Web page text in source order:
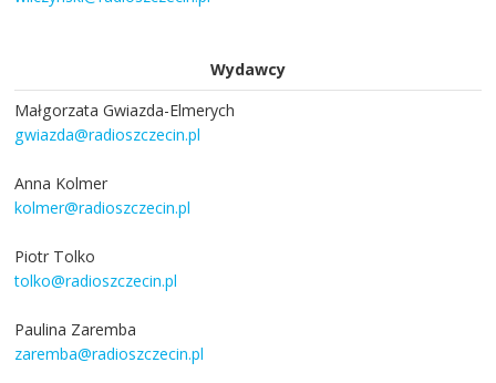
Wydawcy
Małgorzata Gwiazda-Elmerych
gwiazda@radioszczecin.pl
Anna Kolmer
kolmer@radioszczecin.pl
Piotr Tolko
tolko@radioszczecin.pl
Paulina Zaremba
zaremba@radioszczecin.pl